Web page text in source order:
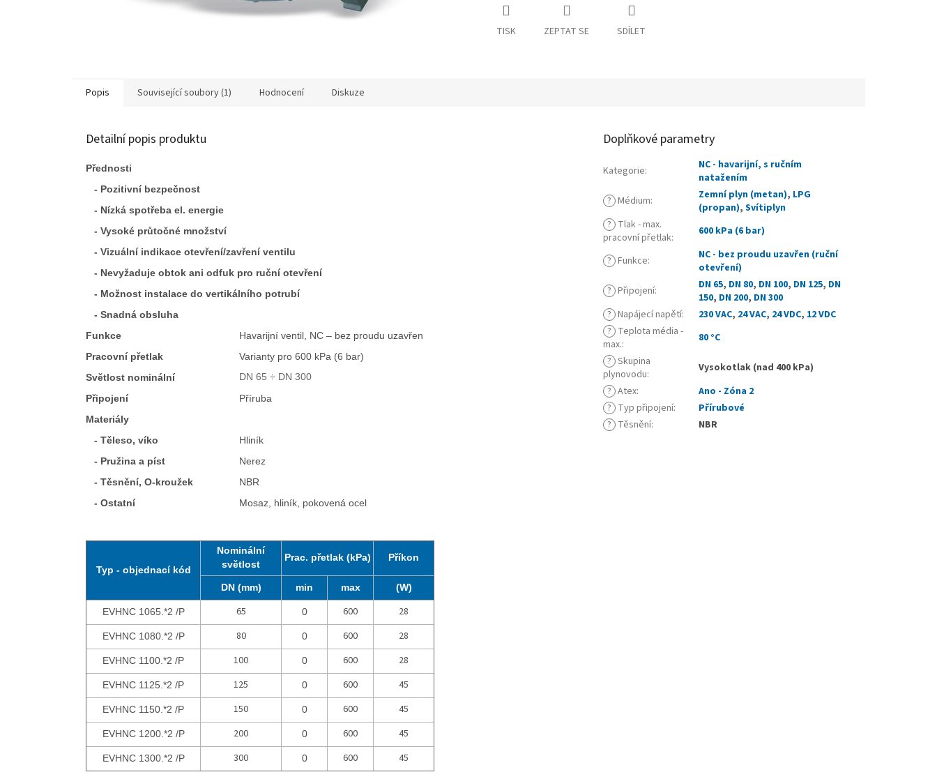
TISK ZEPTAT SE SDÍLET
Popis Související soubory (1) Hodnocení Diskuze
Detailní popis produktu
Přednosti
- Pozitivní bezpečnost
- Nízká spotřeba el. energie
- Vysoké průtočné množství
- Vizuální indikace otevření/zavření ventilu
- Nevyžaduje obtok ani odfuk pro ruční otevření
- Možnost instalace do vertikálního potrubí
- Snadná obsluha
Funkce
Havarijní ventil, NC – bez proudu uzavřen
Pracovní přetlak
Varianty pro 600 kPa (6 bar)
Světlost nominální
DN 65 ÷ DN 300
Připojení
Příruba
Materiály
- Těleso, víko
Hliník
- Pružina a píst
Nerez
- Těsnění, O-kroužek
NBR
- Ostatní
Mosaz, hliník, pokovená ocel
Typ - objednací kód
Nominální
světlost
Prac. přetlak (kPa) Příkon
DN (mm) min max (W)
EVHNC 1065.*2 /P 65 0 600 28
EVHNC 1080.*2 /P 80 0 600 28
EVHNC 1100.*2 /P 100 0 600 28
EVHNC 1125.*2 /P 125 0 600 45
EVHNC 1150.*2 /P 150 0 600 45
EVHNC 1200.*2 /P 200 0 600 45
EVHNC 1300.*2 /P 300 0 600 45
Doplňkové parametry
Kategorie:
NC - havarijní, s ručním
natažením
? Médium: Zemní plyn (metan), LPG
(propan),Svítiplyn
? Tlak - max.
pracovní přetlak: 600 kPa (6 bar)
? Funkce:
NC - bez proudu uzavřen (ruční
otevření)
? Připojení: DN 65, DN 80, DN 100, DN 125, DN
150, DN 200, DN 300
? Napájecí napětí: 230 VAC, 24 VAC, 24 VDC, 12 VDC
? Teplota média -
max.:
80 °C
? Skupina
plynovodu:
Vysokotlak (nad 400 kPa)
? Atex:
Ano - Zóna 2
? Typ připojení:
Přírubové
? Těsnění: NBR